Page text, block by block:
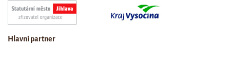
Hlavní partner